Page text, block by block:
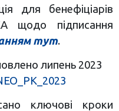
для бенефіціарів
щодо підписання
тут.
липень 2023
ключові кроки